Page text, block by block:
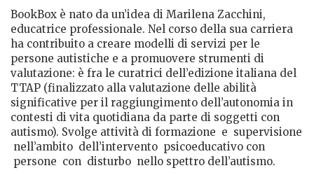
BookBox è nato da un’idea di Marilena Zacchini,
educatrice professionale. Nel corso della sua carriera
ha contribuito a creare modelli di servizi per le
persone autistiche e a promuovere strumenti di
valutazione: è fra le curatrici dell’edizione italiana del
TTAP (finalizzato alla valutazione delle abilità
significative per il raggiungimento dell’autonomia in
contesti di vita quotidiana da parte di soggetti con
autismo). Svolge attività di formazione e supervisione
nell’ambito dell’intervento psicoeducativo con
persone con disturbo nello spettro dell’autismo.